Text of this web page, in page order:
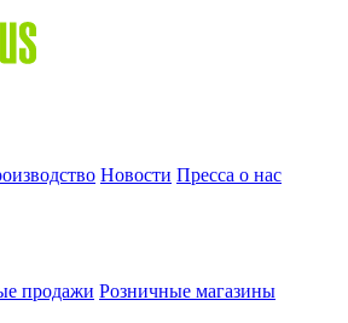
Новости Пресса о нас
продажи Розничные магазины